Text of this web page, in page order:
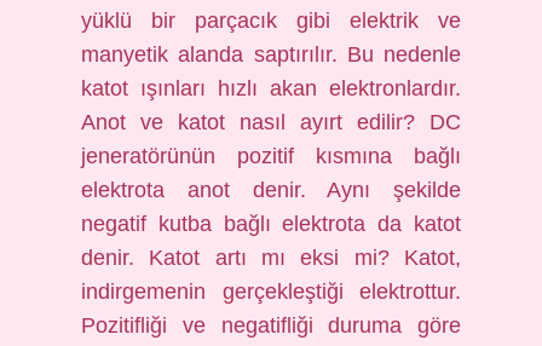
yüklü bir parçacık gibi elektrik ve
manyetik alanda saptırılır. Bu nedenle
katot ışınları hızlı akan elektronlardır.
Anot ve katot nasıl ayırt edilir? DC
jeneratörünün pozitif kısmına bağlı
elektrota anot denir. Aynı şekilde
negatif kutba bağlı elektrota da katot
denir. Katot artı mı eksi mi? Katot,
indirgemenin gerçekleştiği elektrottur.
Pozitifliği ve negatifliği duruma göre